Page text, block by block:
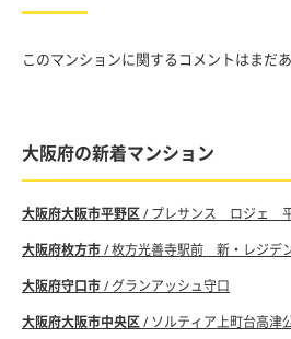
このマンションに関するコメントはまだあ
大阪府の新着マンション
大阪府大阪市平野区/ プレサンス ロジェ
大阪府枚方市/ 枚方光善寺駅前 新・レジデ
大阪府守口市/ グランアッシュ守口
大阪府大阪市中央区/ ソルティア上町台高津